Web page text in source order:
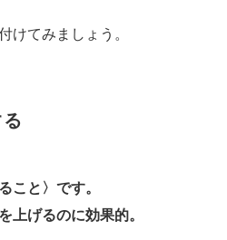
けてみましょう。
こと〉です。
上げるのに効果的。